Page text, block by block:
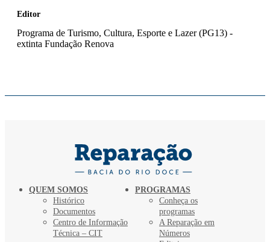
Editor
Programa de Turismo, Cultura, Esporte e Lazer (PG13) -
extinta Fundação Renova
QUEM SOMOS
Histórico
Documentos
Centro de Informação
Técnica – CIT
PROGRAMAS
Conheça os
programas
A Reparação em
Números